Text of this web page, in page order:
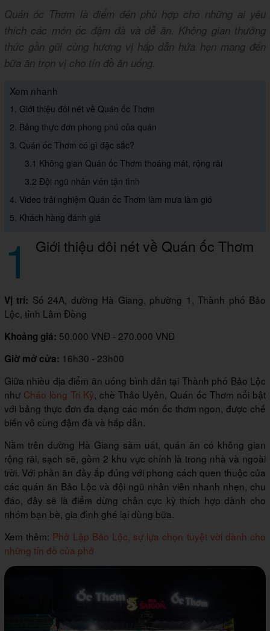
Quán ốc Thơm là điểm đến phù hợp cho những ai yêu
thích các món ốc đậm đà và dễ ăn. Không gian thưởng
thức gần gũi cùng hương vị hấp dẫn hứa hẹn mang đến
bữa ăn trọn vị cho tín đồ ăn uống.
Xem nhanh
1. Giới thiệu đôi nét về Quán ốc Thơm
2. Bảng thực đơn phong phú của quán
3. Quán ốc Thơm có gì đặc sắc?
3.1 Không gian Quán ốc Thơm thoáng mát, rộng rãi
3.2 Đội ngũ nhân viên tận tình
4. Video trải nghiệm Quán ốc Thơm làm mưa làm gió
5. Khách hàng đánh giá
1 Giới thiệu đôi nét về Quán ốc Thơm
Vị trí: Số 24A, đường Hà Giang, phường 1, Thành phố Bảo
Lộc, tỉnh Lâm Đồng
Khoảng giá: 50.000 VNĐ - 270.000 VNĐ
Giờ mở cửa: 16h30 - 23h00
Giữa nhiều địa điểm ăn uống bình dân tại Thành phố Bảo Lộc
như Cháo lòng Tri Kỷ, chè Thảo Uyên, Quán ốc Thơm nổi bật
với bảng thực đơn đa dạng các món ốc thơm ngon, được chế
biến vô cùng đậm đà và hấp dẫn.
Nằm trên đường Hà Giang sầm uất, quán ăn có không gian
rộng rãi, sạch sẽ, gồm 2 khu vực chính là trong nhà và ngoài
trời. Với phần ăn đầy ắp đúng với phong cách quen thuộc của
các quán ăn Bảo Lộc và đội ngũ nhân viên nhanh nhẹn, chu
đáo, đây sẽ là điểm dừng chân cực kỳ thích hợp dành cho
nhóm bạn bè, gia đình ghé lại dùng bữa.
Xem thêm: Phở Lập Bảo Lộc, sự lựa chọn tuyệt vời dành cho
những tín đồ của phở